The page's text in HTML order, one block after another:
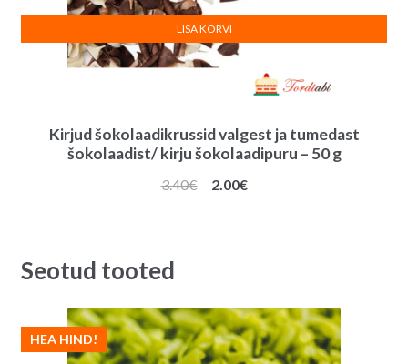
Kirjud šokolaadikrussid valgest ja tumedast
šokolaadist/ kirju šokolaadipuru – 50 g
3.40€
Algne
2.00€Praegune
LISA KORVI
Seotud tooted
HEA HIND!